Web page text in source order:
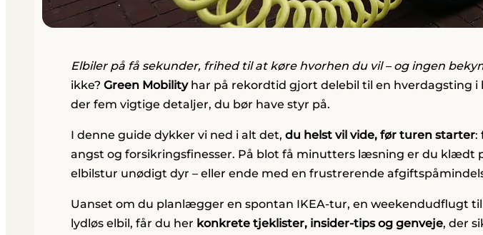
Elbiler på få sekunder, frihed til at køre hvorhen du vil – og ingen
ikke? Green Mobilityhar på rekordtid gjort delebil til en hverdagsting i
der fem vigtige detaljer, du bør have styr på.
I denne guide dykker vi ned i alt det, du helst vil vide, før turen starter:
angst og forsikringsfinesser. På blot få minutters læsning er du klædt
elbilstur unødigt dyr – eller ende med en frustrerende
Uanset om du planlægger en spontan IKEA-tur, en weekendudflugt
lydløs elbil, får du her konkrete tjeklister, insider-tips og genveje, der